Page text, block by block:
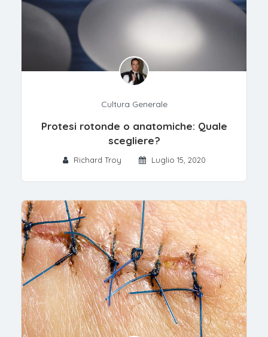
Cultura Generale
Protesi rotonde o anatomiche: Quale
scegliere?
Richard Troy Luglio 15, 2020